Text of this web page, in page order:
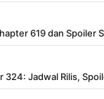
619 dan Spoiler
Jadwal Rilis,